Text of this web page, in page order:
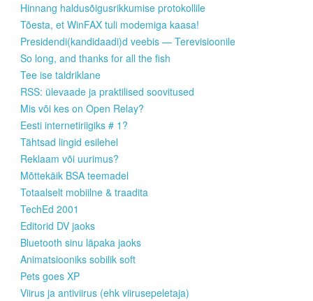
Hinnang haldusõigusrikkumise protokollile
Tõesta, et WinFAX tuli modemiga kaasa!
Presidendi(kandidaadi)d veebis — Terevisioonile
So long, and thanks for all the fish
Tee ise taldriklane
RSS: ülevaade ja praktilised soovitused
Mis või kes on Open Relay?
Eesti internetiriigiks # 1?
Tähtsad lingid esilehel
Reklaam või uurimus?
Mõttekäik BSA teemadel
Totaalselt mobiilne & traadita
TechEd 2001
Editorid DV jaoks
Bluetooth sinu läpaka jaoks
Animatsiooniks sobilik soft
Pets goes XP
Viirus ja antiviirus (ehk viirusepeletaja)